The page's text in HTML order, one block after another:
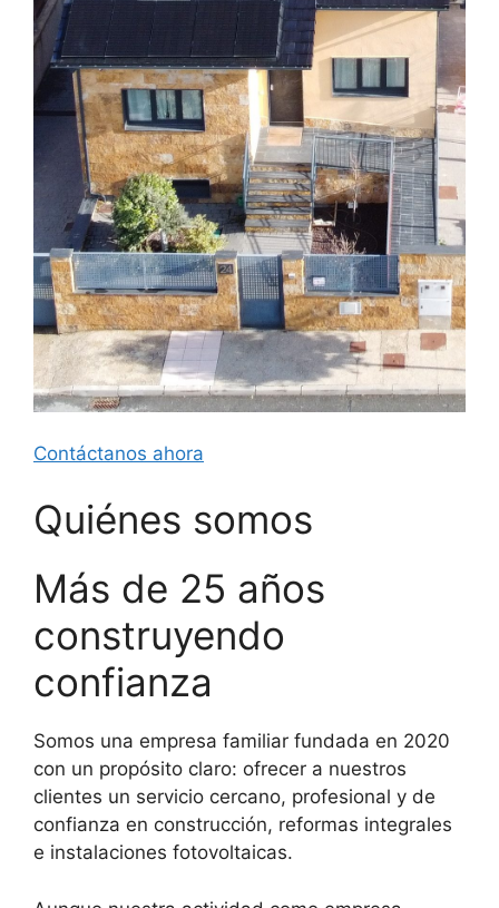
Contáctanos ahora
Quiénes somos
Más de 25 años
construyendo
confianza
Somos una empresa familiar fundada en 2020
con un propósito claro: ofrecer a nuestros
clientes un servicio cercano, profesional y de
confianza en construcción, reformas integrales
e instalaciones fotovoltaicas.